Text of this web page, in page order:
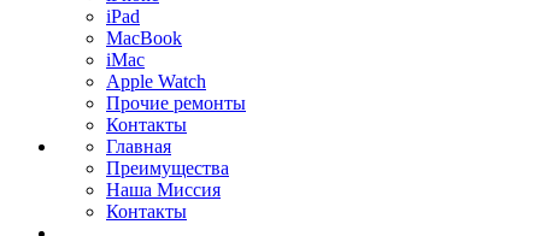
iPad
MacBook
iMac
Apple Watch
Прочие ремонты
Контакты
Главная
Преимущества
Наша Миссия
Контакты